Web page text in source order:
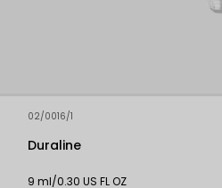
02/0016/1
Duraline
9 ml/0.30 US FL OZ